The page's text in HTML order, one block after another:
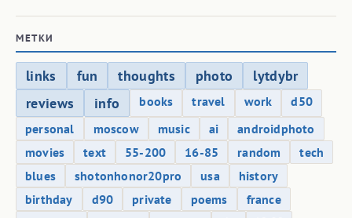
МЕТКИ
links fun thoughts photo
lytdybr
reviews
info books travel work
d50
personal
moscow music ai
androidphoto
movies
text 55-200 16-85 random
tech
blues
shotonhonor20pro usa
history
birthday
d90 private poems
france